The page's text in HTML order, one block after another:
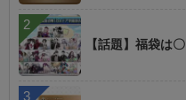
【話題】福袋は